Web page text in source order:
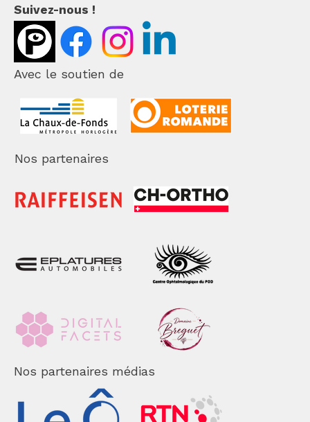
Suivez-nous !
Avec le soutien de
Nos partenaires médias
Nos partenaires